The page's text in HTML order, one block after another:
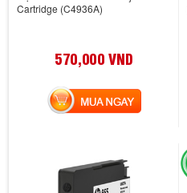
Cartridge (C4936A)
570,000 VND
MUA NGAY